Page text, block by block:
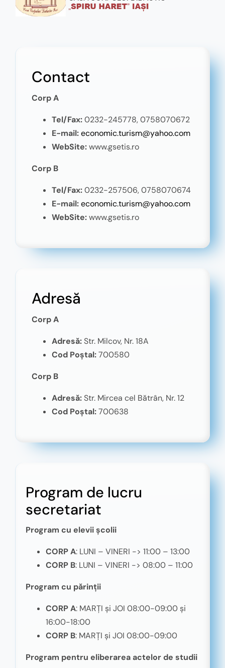
Contact
Corp A
Tel/Fax:0232-245778,0758070672
E-mail:economic.turism@yahoo.com
WebSite:www.gsetis.ro
Corp B
Tel/Fax:0232-257506, 0758070674
E-mail:economic.turism@yahoo.com
WebSite:www.gsetis.ro
Adresă
Corp A
Adresă:Str. Milcov, Nr. 18A
Cod Poștal:700580
Corp B
Adresă:Str. Mircea cel Bătrân, Nr. 12
Cod Poștal:700638
Program de lucru
secretariat
Program cu elevii școlii
CORP A: LUNI – VINERI -> 11:00 – 13:00
CORP B: LUNI – VINERI -> 08:00 – 11:00
Program cu părinții
CORP A: MARȚI și JOI 08:00-09:00 și
16:00-18:00
CORP B: MARȚI și JOI 08:00-09:00
Program pentru eliberarea actelor de studii